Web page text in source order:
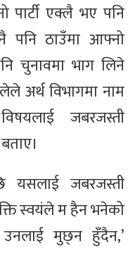
पार्टी एक्लै भए पनि
पनि ठाउँमा आफ्नो
चुनावमा भाग लिने
अर्थ विभागमा नाम
जबरजस्ती
यसलाई जबरजस्ती
स्वयंले म हैन भनेको
मुछ्न हुँदैन,’